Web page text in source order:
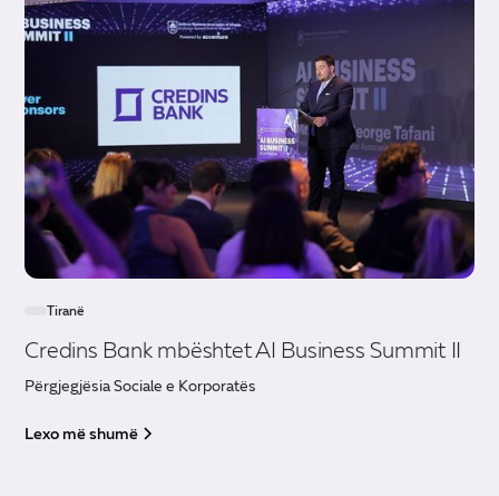
Tiranë
Credins Bank mbështet AI Business Summit II
Përgjegjësia Sociale e Korporatës
Lexo më shumë